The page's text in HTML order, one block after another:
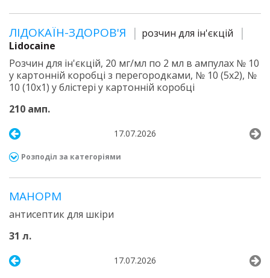
ЛІДОКАЇН-ЗДОРОВ'Я
розчин для ін'єкцій
Lidocaine
Розчин для ін'єкцій, 20 мг/мл по 2 мл в ампулах № 10
у картонній коробці з перегородками, № 10 (5х2), №
10 (10х1) у блістері у картонній коробці
210 амп.
17.07.2026
Розподіл за категоріями
МАНОРМ
антисептик для шкіри
31 л.
17.07.2026